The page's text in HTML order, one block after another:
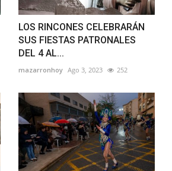
LOS RINCONES CELEBRARÁN
SUS FIESTAS PATRONALES
DEL 4 AL...
mazarronhoy Ago 3, 2023 252